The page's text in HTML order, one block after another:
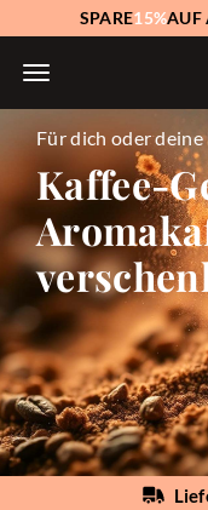
SPARE15%AUF
Für dich oder
Kaffee-